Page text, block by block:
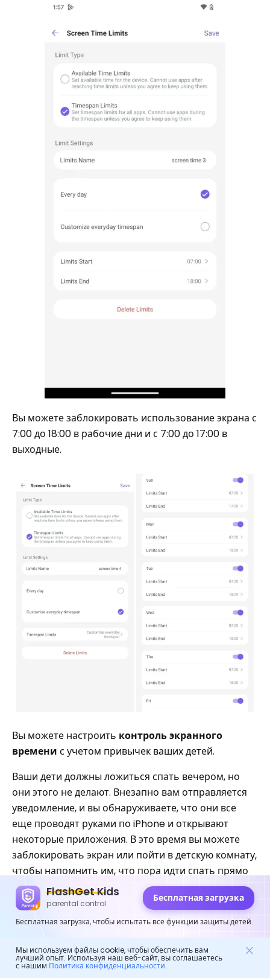
Вы можете заблокировать использование экрана с
7:00 до 18:00 в рабочие дни и с 7:00 до 17:00 в
выходные.
Вы можете настроить контроль экранного
времени с учетом привычек ваших детей.
Ваши дети должны ложиться спать вечером, но
они этого не делают. Внезапно вам отправляется
уведомление, и вы обнаруживаете, что они все
еще проводят руками по iPhone и открывают
некоторые приложения. В это время вы можете
заблокировать экран или пойти в детскую комнату,
чтобы напомнить им, что пора идти спать прямо
сейчас. Или пришло школьное время, и вы не
очень уверены в самоконтроле своих детей. Вы
можете заблокировать экран, и ваши дети не
Развивается больше родительского
FlashGet Kids
parental control
Бесплатная загрузка
Бесплатная загрузка, чтобы испытать все функции защиты детей.
Мы используем файлы cookie, чтобы обеспечить вам
лучший опыт. Используя наш веб-сайт, вы соглашаетесь
с нашим Политика конфиденциальности.